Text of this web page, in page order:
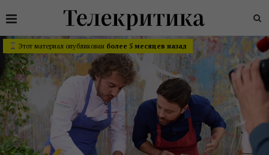
Этот материал опубликован более 5 месяцев назад